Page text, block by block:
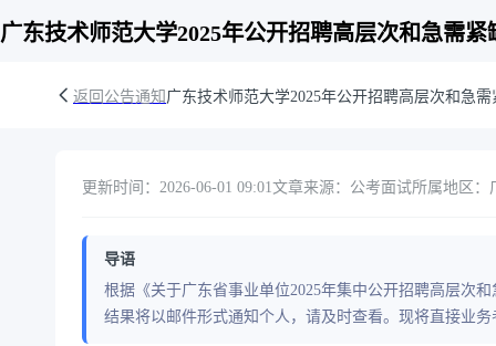
广东技术师范大学2025年公开招聘高层次和急需
返回公告通知 广东技术师范大学2025年公开招聘高层次和急
更新时间：2026-06-01 09:01文章来源：公考面试所属地区：
导语
根据《关于广东省事业单位2025年集中公开招聘高层次
结果将以邮件形式通知个人，请及时查看。现将直接业